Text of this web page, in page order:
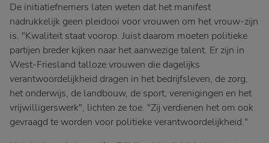
De initiatiefnemers laten weten dat het manifest
nadrukkelijk geen pleidooi voor vrouwen om het vrouw-zijn
is. "Kwaliteit staat voorop. Juist daarom moeten politieke
partijen breder kijken naar het aanwezige talent. Er zijn in
West-Friesland talloze vrouwen die dagelijks
verantwoordelijkheid dragen in het bedrijfsleven, de zorg,
het onderwijs, de landbouw, de sport, verenigingen en het
vrijwilligerswerk", lichten ze toe. "Zij verdienen het om ook
gevraagd te worden voor politieke verantwoordelijkheid."